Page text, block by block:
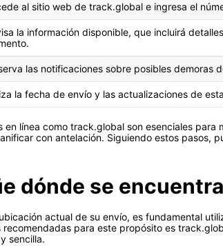
al sitio web de track.global e ingresa el
la información disponible, que incluirá
las notificaciones sobre posibles demoras
la fecha de envío y las actualizaciones de
en línea como track.global son esenciales
con antelación. Siguiendo estos pasos,
dónde se
actual de su envío, es fundamental
recomendadas para este propósito es
sencilla.